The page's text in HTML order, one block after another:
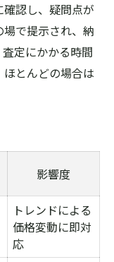
認し、疑問点が
で提示され、納
定にかかる時間
とんどの場合は
影響度
トレンドによる
価格変動に即対
応